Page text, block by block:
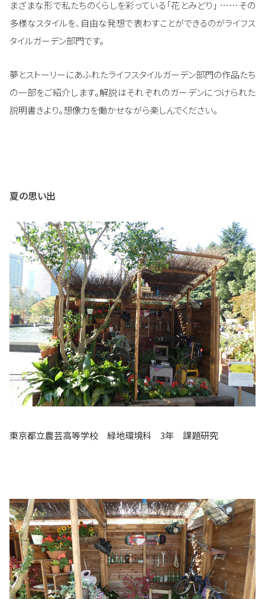
まざまな形で私たちのくらしを彩っている「花とみどり」 ……その
多様なスタイルを、自由な発想で表わすことができるのがライフス
タイルガーデン部門です。
夢とストーリーにあふれたライフスタイルガーデン部門の作品たち
の一部をご紹介します。解説はそれぞれのガーデンにつけられた
説明書きより。想像力を働かせながら楽しんでください。
夏の思い出
東京都立農芸高等学校 緑地環境科 3年 課題研究